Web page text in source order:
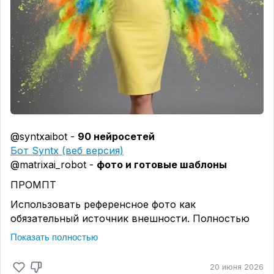
@syntxaibot - 90 нейросетей
Бот Syntx (веб версия)
@matrixai_robot - фото и готовые шаблоны
ПРОМПТ
Использовать референсное фото как
обязательный источник внешности. Полностью
сохранить личность и внешность девушки без
референсу: та же форма лица, лоб, глаза, веки,
Показать полностью
20 июня 2026